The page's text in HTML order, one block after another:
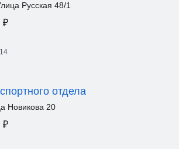
Русская 48/1
₽
отдела
Новикова 20
₽